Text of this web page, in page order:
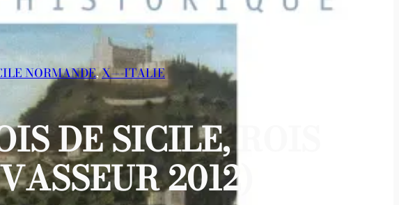
NORMANDE, X—-ITALIE
DE SICILE, ROIS
2012)